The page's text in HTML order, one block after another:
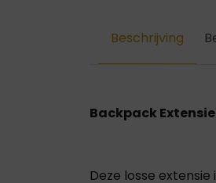
Beschrijving
Backpack
Deze losse